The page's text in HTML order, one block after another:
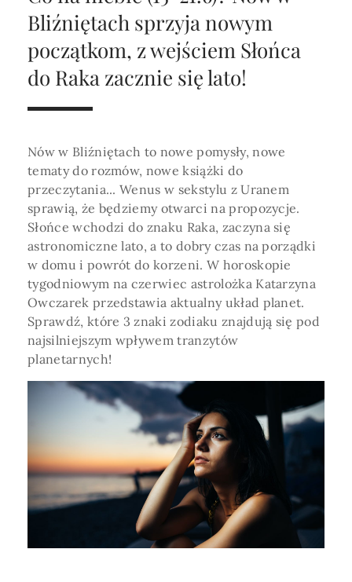
Horoskop Roczny 2026
Horoskop Miłosny
Horoskop Dziecięcy
Horoskop Biznesowy
Horoskop Numerologiczny
Horoskop Numerologiczny na 2026
Horoskop Ziołowy
Horoskop Chiński 2026
Horoskop Egipski
Horoskop Słowiański
Horoskop Mongolski
Magia
Amulety i talizmany
ABC Kosmogramu
Niezwykły świat
Tarot3 karty
Magia imion
TarotKrzyż Celtycki
medycznej ani finansowej.
KURSY
Zaloguj się lub dołącz
SZUKAJ
ZAPRASZAMY DO ŚLEDZENIA ASTROMAGII
Bliźniętach sprzyja nowym
początkom, z wejściem Słońca
do Raka zacznie się lato!
Nów w Bliźniętach to nowe pomysły, nowe
tematy do rozmów, nowe książki do
przeczytania... Wenus w sekstylu z Uranem
sprawią, że będziemy otwarci na propozycje.
Słońce wchodzi do znaku Raka, zaczyna się
astronomiczne lato, a to dobry czas na porządki
w domu i powrót do korzeni. W horoskopie
tygodniowym na czerwiec astrolożka Katarzyna
Owczarek przedstawia aktualny układ planet.
Sprawdź, które 3 znaki zodiaku znajdują się pod
najsilniejszym wpływem tranzytów
planetarnych!